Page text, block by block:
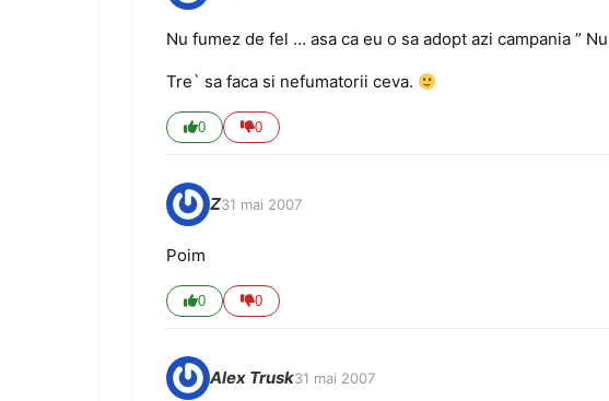
Nu fumez de fel … asa ca eu o sa adopt azi campania ”
Tre` sa faca si nefumatorii ceva.
0 0
Z31 mai 2007
Poim
0 0
Alex Trusk31 mai 2007